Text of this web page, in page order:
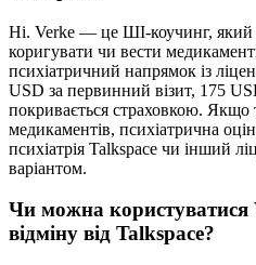
Ні. Verke — це ШІ-коучинг,
коригувати чи вести
психіатричний напрямок із
USD за первинний візит, 175
покривається страховкою. Якщо
медикаментів, психіатрична
психіатрія Talkspace чи інший
варіантом.
Чи можна користуватися
відміну від Talkspace?